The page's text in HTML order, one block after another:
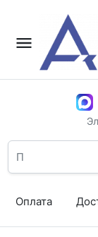
Оплата